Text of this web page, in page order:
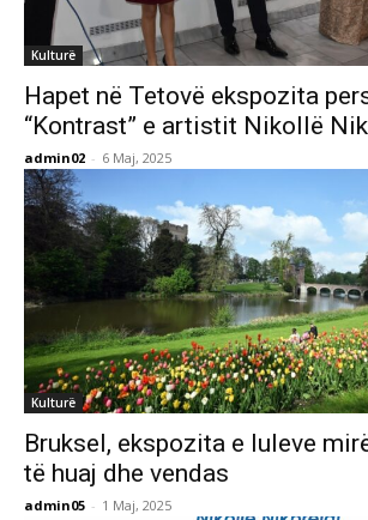
Kulturë
Hapet në Tetovë ekspozita
“Kontrast” e artistit Nikollë
admin02 - 6 Maj, 2025
Kulturë
Bruksel, ekspozita e luleve
të huaj dhe vendas
admin05 - 1 Maj, 2025